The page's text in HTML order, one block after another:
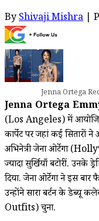
ByShivaji Mishra |
Jenna Ortega
Jenna Ortega
(Los Angeles) में
कार्पेट पर जहां कई सितारों
अभिनेत्री जेना ओर्टेगा
ज्यादा सुर्खियाँ बटोरीं.
दिया. जेना ओर्टेगा ने इस
उन्होंने सारा बर्टन के डेब्यू
Outfits) चुना.